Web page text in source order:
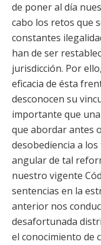
de poner al día
cabo los retos que
constantes
han de ser
jurisdicción. Por
eficacia de ésta
desconocen su
importante que
que abordar antes
desobediencia a
angular de tal
nuestro vigente
sentencias en la
anterior nos
desafortunada
el conocimiento de